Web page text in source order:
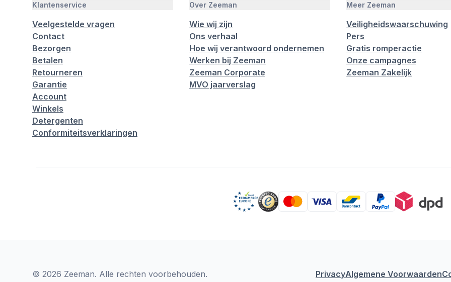
Klantenservice
Veelgestelde vragen
Contact
Bezorgen
Betalen
Retourneren
Garantie
Account
Winkels
Detergenten
Conformiteitsverklaringen
Over Zeeman
Wie wij zijn
Ons verhaal
Hoe wij verantwoord ondernemen
Werken bij Zeeman
Zeeman Corporate
MVO jaarverslag
Meer Zeeman
Veiligheidswaarschuwing
Pers
Gratis romperactie
Onze campagnes
Zeeman Zakelijk
© 2026 Zeeman. Alle rechten voorbehouden. PrivacyAlgemene Voorwaarden